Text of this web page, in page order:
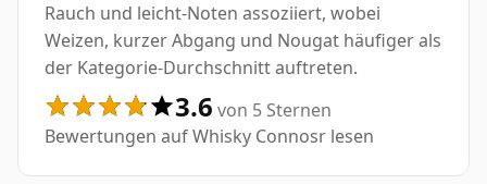
Rauch und leicht-Noten assoziiert, wobei
Weizen, kurzer Abgang und Nougat häufiger als
der Kategorie-Durchschnitt auftreten.
3.6 von 5 Sternen
Bewertungen auf Whisky Connosr lesen